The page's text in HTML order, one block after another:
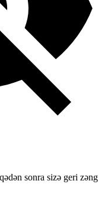
sonra sizə geri zəng